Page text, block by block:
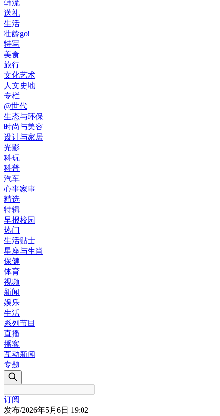
韩流
送礼
生活
壮龄go!
特写
美食
旅行
文化艺术
人文史地
专栏
@世代
生态与环保
时尚与美容
设计与家居
光影
科玩
科普
汽车
心事家事
精选
特辑
早报校园
热门
生活贴士
星座与生肖
保健
体育
视频
新闻
娱乐
生活
系列节目
直播
播客
互动新闻
专题
订阅
发布/2026年5月6日 19:02